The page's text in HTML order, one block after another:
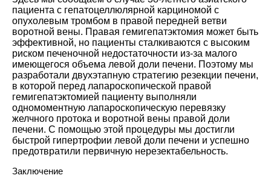
пациента с гепатоцеллюлярной карциномой с
опухолевым тромбом в правой передней ветви
воротной вены. Правая гемигепатэктомия может быть
эффективной, но пациенты сталкиваются с высоким
риском печеночной недостаточности из-за малого
имеющегося объема левой доли печени. Поэтому мы
разработали двухэтапную стратегию резекции печени,
в которой перед лапароскопической правой
гемигепатэктомией пациенту выполняли
одномоментную лапароскопическую перевязку
желчного протока и воротной вены правой доли
печени. С помощью этой процедуры мы достигли
быстрой гипертрофии левой доли печени и успешно
предотвратили первичную нерезектабельность.
Заключение